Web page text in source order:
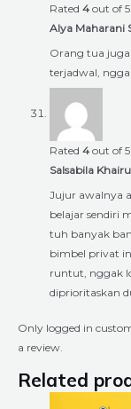
Rated 4 out of 5
Alya Maharani
Orang tua
terjadwal,
Rated 4 out of 5
Salsabila
Jujur awalnya
belajar sendiri
tuh banyak
bimbel privat
runtut, nggak
diprioritaskan
Only logged in
a review.
Related